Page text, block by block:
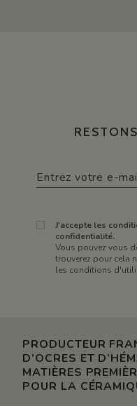
J'accepte les
confidentialité.
Vous pouvez vous
trouverez pour cela
les conditions
PRODUCTEUR
D’OCRES ET
MATIÈRES
POUR LA